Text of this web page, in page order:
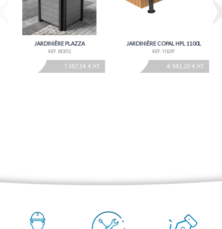
JARDINIÈRE PLAZZA
RÉF. BD012
1 367,34 € HT
JARDINIÈRE COPAL HPL 1100L
RÉF. 113297
4 943,20 € HT